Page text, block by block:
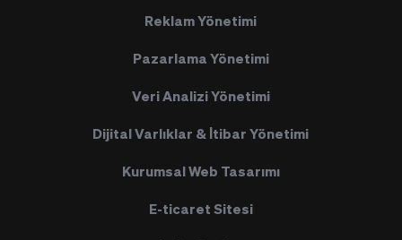
Reklam Yönetimi
Pazarlama Yönetimi
Veri Analizi Yönetimi
Dijital Varlıklar & İtibar Yönetimi
Kurumsal Web Tasarımı
E-ticaret Sitesi